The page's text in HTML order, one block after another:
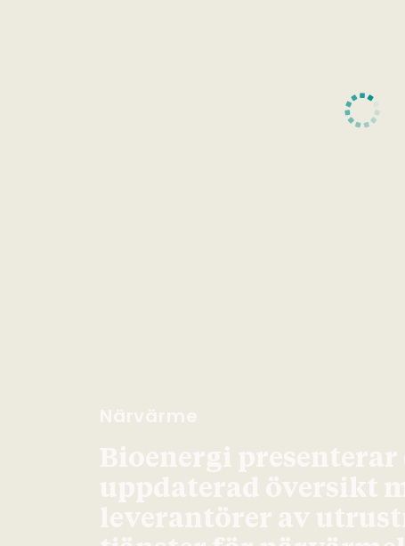
Närvärme
Bioenergi presenterar
uppdaterad översikt
leverantörer av